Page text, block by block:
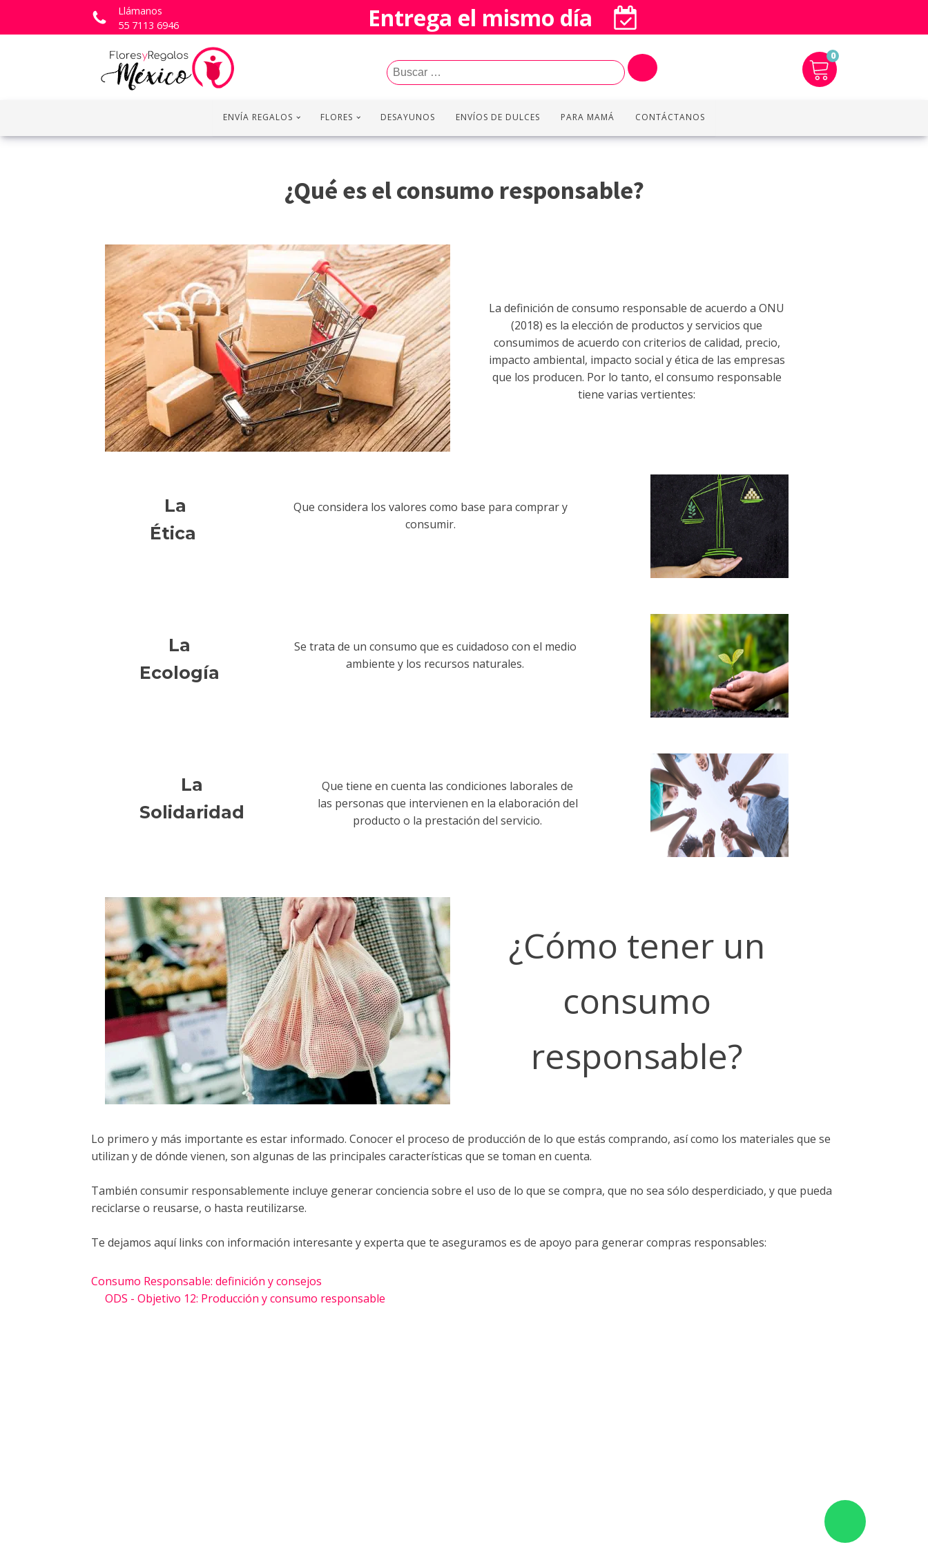
Llámanos
55 7113 6946
Entrega el mismo día
Buscar: 0
ENVÍA REGALOS FLORES DESAYUNOS ENVÍOS DE DULCES PARA MAMÁ CONTÁCTANOS
¿Qué es el consumo responsable?
La definición de consumo responsable de acuerdo a ONU
(2018) es la elección de productos y servicios que
consumimos de acuerdo con criterios de calidad, precio,
impacto ambiental, impacto social y ética de las empresas
que los producen. Por lo tanto, el consumo responsable
tiene varias vertientes:
La
Ética
Que considera los valores como base para comprar y
consumir.
La
Ecología
Se trata de un consumo que es cuidadoso con el medio
ambiente y los recursos naturales.
La
Solidaridad
Que tiene en cuenta las condiciones laborales de
las personas que intervienen en la elaboración del
producto o la prestación del servicio.
¿Cómo tener un
consumo
responsable?
Lo primero y más importante es estar informado. Conocer el proceso de producción de lo que estás comprando, así como los materiales que se
utilizan y de dónde vienen, son algunas de las principales características que se toman en cuenta.
También consumir responsablemente incluye generar conciencia sobre el uso de lo que se compra, que no sea sólo desperdiciado, y que pueda
reciclarse o reusarse, o hasta reutilizarse.
Te dejamos aquí links con información interesante y experta que te aseguramos es de apoyo para generar compras responsables:
Consumo Responsable: definición y consejos
ODS - Objetivo 12: Producción y consumo responsable